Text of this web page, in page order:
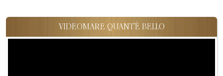
VIDEOMARE QUANT'È BELLO